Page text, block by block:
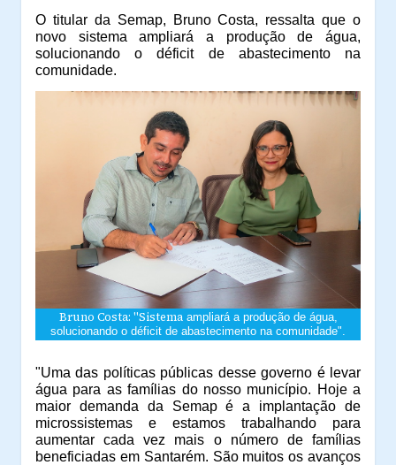
O titular da Semap, Bruno Costa, ressalta que o
novo sistema ampliará a produção de água,
solucionando o déficit de abastecimento na
comunidade.
Bruno Costa: "Sistema ampliará a produção de água,
solucionando o déficit de abastecimento na comunidade".
"Uma das políticas públicas desse governo é levar
água para as famílias do nosso município. Hoje a
maior demanda da Semap é a implantação de
microssistemas e estamos trabalhando para
aumentar cada vez mais o número de famílias
beneficiadas em Santarém. São muitos os avanços